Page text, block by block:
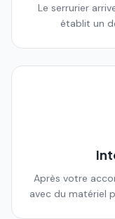
Le serrurier
établit un
Après votre
avec du matériel